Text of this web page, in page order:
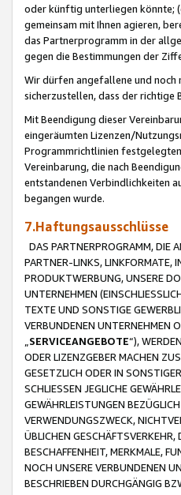
oder künftig unterliegen könnte;
gemeinsam mit Ihnen agieren,
das Partnerprogramm in der
gegen die Bestimmungen der
Wir dürfen angefallene und noch
sicherzustellen, dass der richtige
Mit Beendigung dieser
eingeräumten Lizenzen/
Programmrichtlinien
Vereinbarung, die nach
entstandenen Verbindlichkeiten
begangen wurde.
7.Haftungsausschlüsse
DAS PARTNERPROGRAMM, DIE
PARTNER-LINKS, LINKFORMATE,
PRODUKTWERBUNG, UNSERE
UNTERNEHMEN
TEXTE UND SONSTIGE
VERBUNDENEN UNTERNEHMEN
SERVICEANGEBOTE“),
ODER LIZENZGEBER MACHEN
GESETZLICH ODER IN
SCHLIESSEN JEGLICHE
GEWÄHRLEISTUNGEN
VERWENDUNGSZWECK,
ÜBLICHEN
BESCHAFFENHEIT, MERKMALE,
NOCH UNSERE VERBUNDENEN
BESCHRIEBEN DURCHGÄNGIG